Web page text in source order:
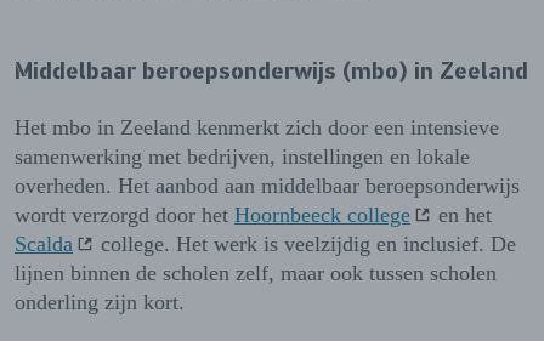
Middelbaar beroepsonderwijs (mbo) in Zeeland
Het mbo in Zeeland kenmerkt zich door een intensieve
samenwerking met bedrijven, instellingen en lokale
overheden. Het aanbod aan middelbaar beroepsonderwijs
wordt verzorgd door het Hoornbeeck college
en het
Scalda
college. Het werk is veelzijdig en inclusief. De
lijnen binnen de scholen zelf, maar ook tussen scholen
onderling zijn kort.